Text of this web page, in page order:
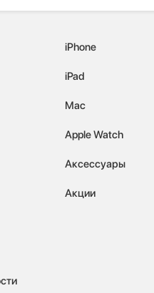
iPhone
iPad
Mac
Apple Watch
Аксессуары
Акции